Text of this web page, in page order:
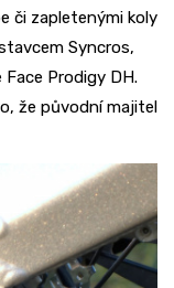
či zapletenými koly
Syncros,
Prodigy DH.
že původní majitel